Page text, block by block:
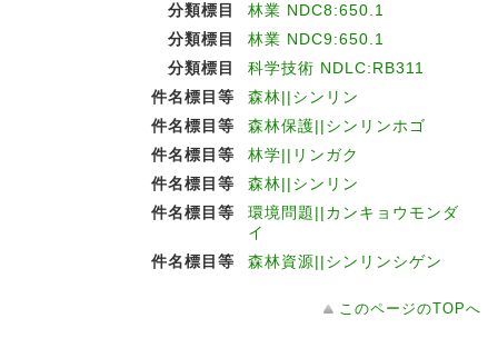
分類標目
林業 NDC8:650.1
分類標目
林業 NDC9:650.1
分類標目
科学技術 NDLC:RB311
件名標目等
森林||シンリン
件名標目等
森林保護||シンリンホゴ
件名標目等
林学||リンガク
件名標目等
森林||シンリン
件名標目等
環境問題||カンキョウモンダ
イ
件名標目等
森林資源||シンリンシゲン
このページのTOPへ